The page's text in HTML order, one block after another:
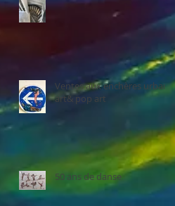
Ventes aux enchères urban
art& pop art
50 ans de danse